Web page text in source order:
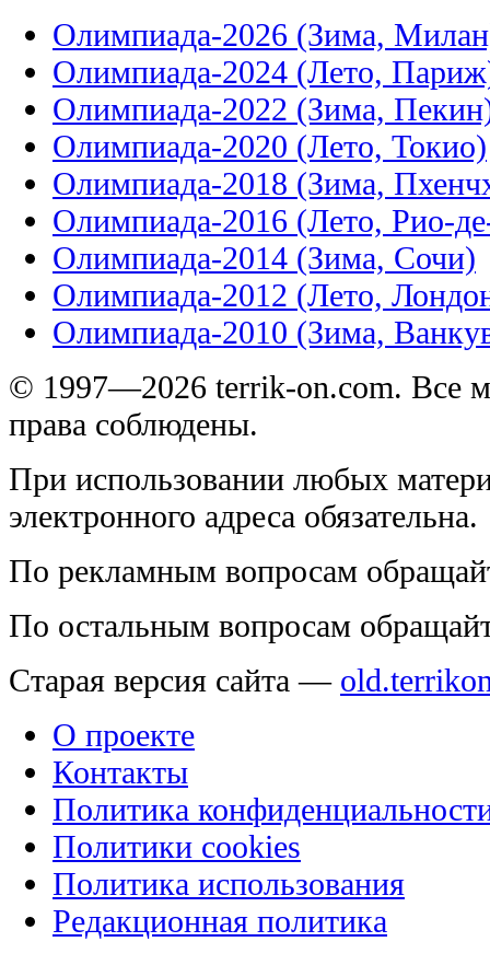
Олимпиада-2026 (Зима,
Олимпиада-2024 (Лето,
Олимпиада-2022 (Зима,
Олимпиада-2020 (Лето, Токио)
Олимпиада-2018 (Зима,
Олимпиада-2016 (Лето, Рио-
Олимпиада-2014 (Зима, Сочи)
Олимпиада-2012 (Лето,
Олимпиада-2010 (Зима,
© 1997—2026 terrik-on.com. Все
права соблюдены.
При использовании любых
электронного адреса обязательна.
По рекламным вопросам
По остальным вопросам
Старая версия сайта —
О проекте
Контакты
Политика
Политики cookies
Политика использования
Редакционная политика